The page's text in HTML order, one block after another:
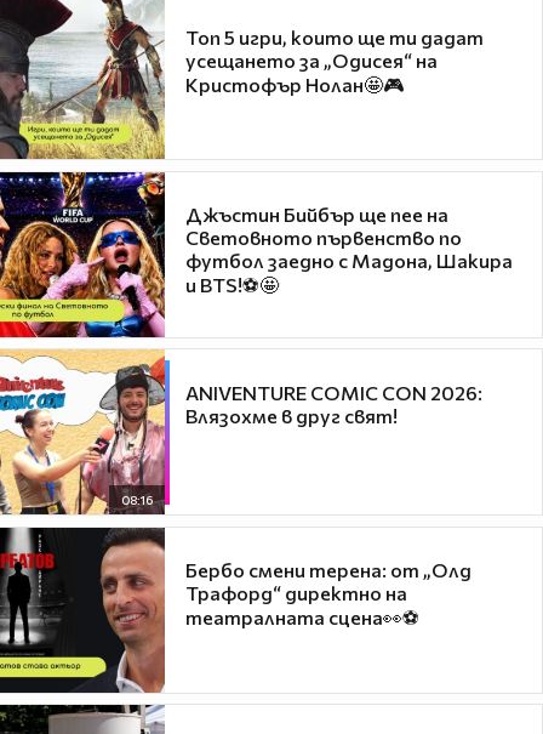
Топ 5 игри, които ще ти дадат
усещането за „Одисея“ на
Кристофър Нолан🤩🎮
Джъстин Бийбър ще пее на
Световното първенство по
футбол заедно с Мадона, Шакира
и BTS!⚽🤩
08:16
ANIVENTURE COMIC CON 2026:
Влязохме в друг свят!
Бербо смени терена: от „Олд
Трафорд“ директно на
театралната сцена👀⚽